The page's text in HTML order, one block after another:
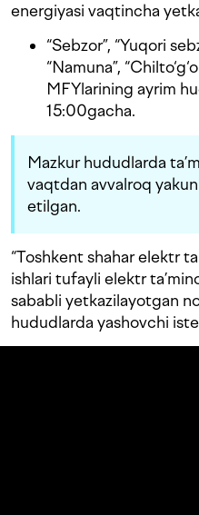
energiyasi vaqtincha
“Sebzor”, “Yuqori
“Namuna”,
MFYlarining ayrim
15:00gacha.
Mazkur hududlarda
vaqtdan avvalroq
etilgan.
“Toshkent shahar elektr
ishlari tufayli elektr
sababli yetkazilayotgan
hududlarda yashovchi